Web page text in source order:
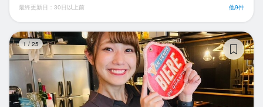
最終更新日：30日以上前 他9件
1/25